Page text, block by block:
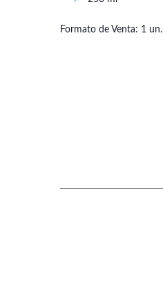
Formato de Venta: 1 un.